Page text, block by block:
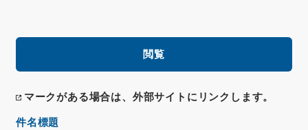
閲覧
マークがある場合は、外部サイトにリンクします。
件名標題